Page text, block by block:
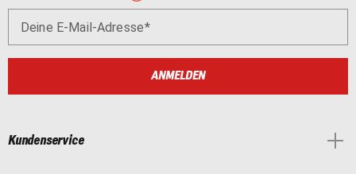
Deine E-Mail-Adresse
ANMELDEN
Kundenservice